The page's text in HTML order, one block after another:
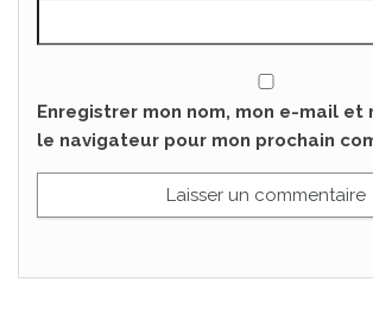
Enregistrer mon nom, mon e-mail et
le navigateur pour mon prochain